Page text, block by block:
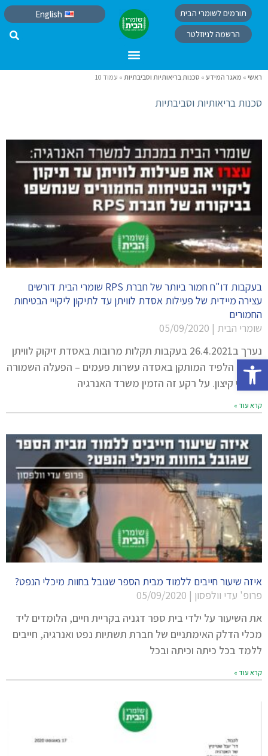
פתח סרגל נגישות
תורמים לשומרי הבית
הרשמה לניוזלטר
English
ראשי » מאגר המידע » סכנות בריאותיות וסביבתיות » עמוד 10
סכנות בריאותיות וסביבתיות
בעקבות דו"ח חמור ביותר של חברת RPS שומרי הבית דורשים
עצירה מיידית של פעילות אסדת לוויתן עד לתיקון ליקויי הבטיחות
החמורים
שומרי הבית
נערך ב26.4.2021 בעקבות תקלות מרובות באסדת זיקוק לוויתן
הופעל הלפיד המותקן באסדה עשרות פעמים – הפעלה השמורה
למקרי קיצון. על רקע זה הזמין משרד האנרגיה
קרא עוד »
איזה שיעור חייבים ללמוד מבית הספר שגובל בחוות מיכלי הנפט?
פרופ' עדי וולפסון
את השיעור על ילדי בית ספר דגניה בקריית חיים, הלומדים ליד
מכלי הדלק האימתניים של חברת תשתיות נפט ואנרגיה, חייבים
ללמד בכל כיתה וכיתה ובכל
קרא עוד »